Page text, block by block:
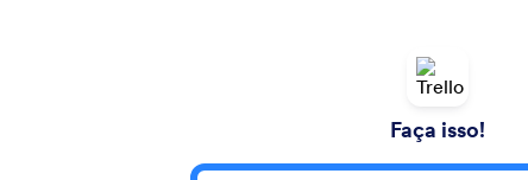
Faça isso!